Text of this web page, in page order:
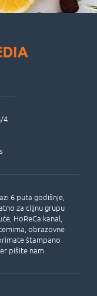
6 puta godišnje,
za ciljnu grupu
HoReCa kanal,
obrazovne
štampano
pišite nam.
4